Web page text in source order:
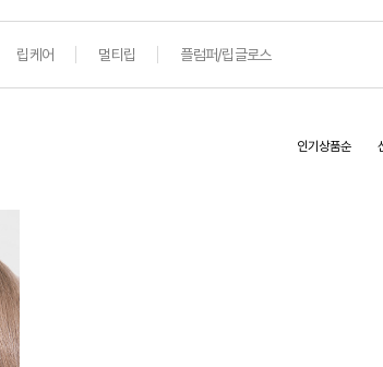
립케어 멀티립 플럼퍼/립글로스
인기상품순